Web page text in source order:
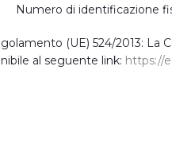
Numero di identificazione
(UE) 524/2013:
al seguente link: https://